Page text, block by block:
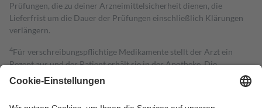
Prüfungen, die zu deiner Arzneimittelsicherheit dienen, die
Lieferfrist um die Dauer der Prüfungen einschließlich Klärungen
verlängern.
4Für verschreibungspflichtige Medikamente stellt der Arzt ein
Rezept aus und der Patient erhält sie in der Apotheke. Die
gesetzliche Krankenversicherung übernimmt in der Regel die
Kosten dafür, der Versicherte trägt einen Teil davon als Zuzahlung